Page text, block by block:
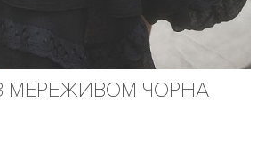
МЕРЕЖИВОМ ЧОРНА